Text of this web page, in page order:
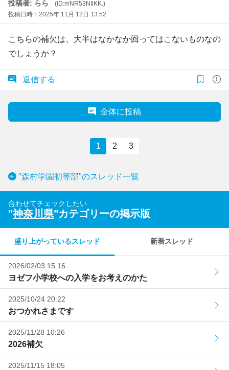
投稿者: らら
(ID:mNR53NIlKK.)
投稿日時：2025年 11月 12日 13:52
こちらの補欠は、大半はなかなか回ってはこないものなの
でしょうか？
返信する
全体に投稿
1 2 3
"森村学園初等部"のスレッド一覧
合わせてチェックしたい
"神奈川県"カテゴリーの掲示版
盛り上がっているスレッド 新着スレッド
2026/02/03 15:16
ヨゼフ小学校への入学をお考えのかた
2025/10/24 20:22
おつかれさまです
2025/11/28 10:26
2026補欠
2025/11/15 18:05